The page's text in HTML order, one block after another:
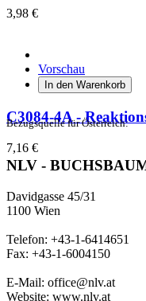
3,98 €
Vorschau
In den Warenkorb
C3084-4A -
7,16 €
Bezugsquelle für Österreich:
NLV -
Davidgasse 45/31
1100 Wien
Telefon: +43-1-6414651
Fax: +43-1-6004150
E-Mail: office@nlv.at
Website: www.nlv.at